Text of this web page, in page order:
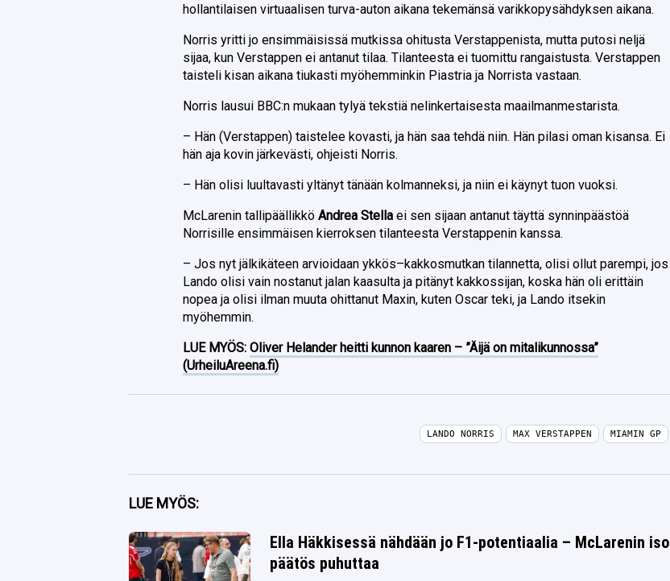
hollantilaisen virtuaalisen turva-auton aikana tekemänsä varikkopysähdyksen aikana.
Norris yritti jo ensimmäisissä mutkissa ohitusta Verstappenista, mutta putosi neljä
sijaa, kun Verstappen ei antanut tilaa. Tilanteesta ei tuomittu rangaistusta. Verstappen
taisteli kisan aikana tiukasti myöhemminkin Piastria ja Norrista vastaan.
Norris lausui BBC:n mukaan tylyä tekstiä nelinkertaisesta maailmanmestarista.
– Hän (Verstappen) taistelee kovasti, ja hän saa tehdä niin. Hän pilasi oman kisansa. Ei
hän aja kovin järkevästi, ohjeisti Norris.
– Hän olisi luultavasti yltänyt tänään kolmanneksi, ja niin ei käynyt tuon vuoksi.
McLarenin tallipäällikköAndrea Stella ei sen sijaan antanut täyttä synninpäästöä
Norrisille ensimmäisen kierroksen tilanteesta Verstappenin kanssa.
– Jos nyt jälkikäteen arvioidaan ykkös–kakkosmutkan tilannetta, olisi ollut parempi, jos
Lando olisi vain nostanut jalan kaasulta ja pitänyt kakkossijan, koska hän oli erittäin
nopea ja olisi ilman muuta ohittanut Maxin, kuten Oscar teki, ja Lando itsekin
myöhemmin.
LUE MYÖS:Oliver Helander heitti kunnon kaaren – ”Äijä on mitalikunnossa”
(UrheiluAreena.fi)
Facebook
Twitter
Whatsapp
LANDO NORRIS MAX VERSTAPPEN MIAMIN GP
LUE MYÖS:
Ella Häkkisessä nähdään jo F1-potentiaalia – McLarenin iso
päätös puhuttaa